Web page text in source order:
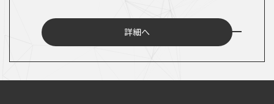
詳細へ